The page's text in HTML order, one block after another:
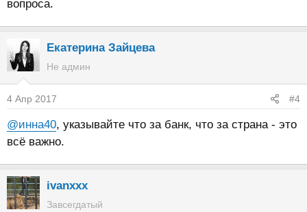
вопроса.
Екатерина Зайцева
Не админ
4 Апр 2017 #4
@инна40, указывайте что за банк, что за страна - это
всё важно.
ivanxxx
Завсегдатый